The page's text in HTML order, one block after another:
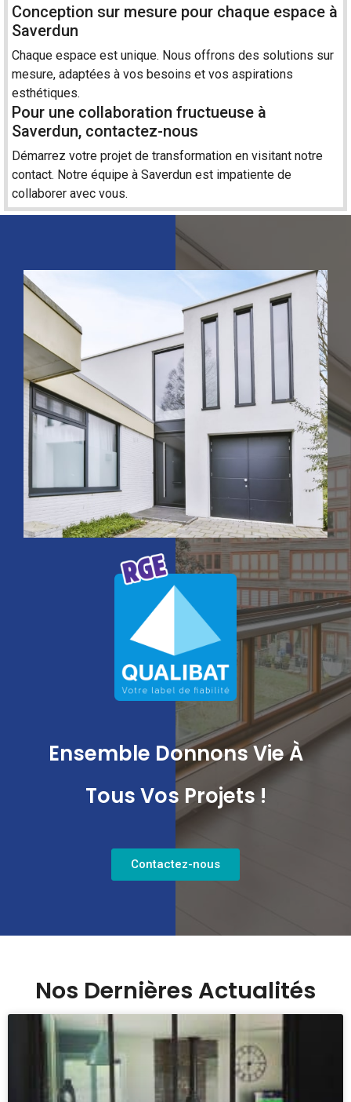
Conception sur mesure pour chaque espace à
Saverdun
Chaque espace est unique. Nous offrons des solutions sur
mesure, adaptées à vos besoins et vos aspirations
esthétiques.
Pour une collaboration fructueuse à
Saverdun, contactez-nous
Démarrez votre projet de transformation en visitant notre
contact. Notre équipe à Saverdun est impatiente de
collaborer avec vous.
Ensemble Donnons Vie À
Tous Vos Projets !
Contactez-nous
Nos Dernières Actualités